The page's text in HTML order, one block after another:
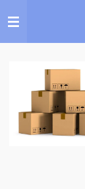
direct